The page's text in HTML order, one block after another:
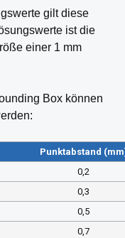
gilt diese
ist die
einer 1 mm
Box können
Punktabstand
0,2
0,3
0,5
0,7